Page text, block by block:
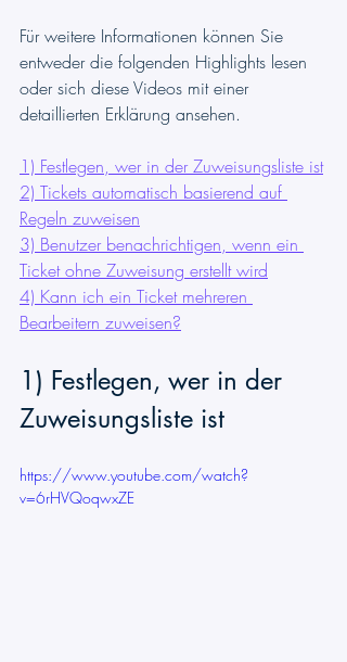
Für weitere Informationen können Sie
entweder die folgenden Highlights lesen
oder sich diese Videos mit einer
detaillierten Erklärung ansehen.
1) Festlegen, wer in der Zuweisungsliste ist
2) Tickets automatisch basierend auf
Regeln zuweisen
3) Benutzer benachrichtigen, wenn ein
Ticket ohne Zuweisung erstellt wird
4) Kann ich ein Ticket mehreren
Bearbeitern zuweisen?
1) Festlegen, wer in der
Zuweisungsliste ist
https://www.youtube.com/watch?
v=6rHVQoqwxZE